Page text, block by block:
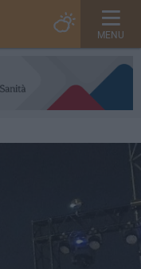
MENU